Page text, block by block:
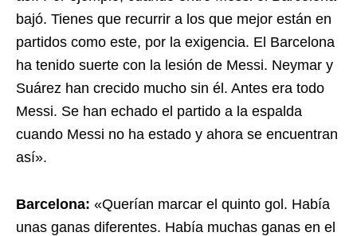
bajó. Tienes que recurrir a los que mejor están en
partidos como este, por la exigencia. El Barcelona
ha tenido suerte con la lesión de Messi. Neymar y
Suárez han crecido mucho sin él. Antes era todo
Messi. Se han echado el partido a la espalda
cuando Messi no ha estado y ahora se encuentran
así».
Barcelona: «Querían marcar el quinto gol. Había
unas ganas diferentes. Había muchas ganas en el